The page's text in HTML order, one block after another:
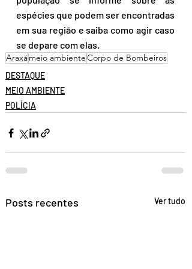
espécies que podem ser encontradas
em sua região e saiba como agir caso
se depare com elas.
Araxámeio ambienteCorpo de Bombeiros
DESTAQUE
MEIO AMBIENTE
POLÍCIA
Posts recentes Ver tudo